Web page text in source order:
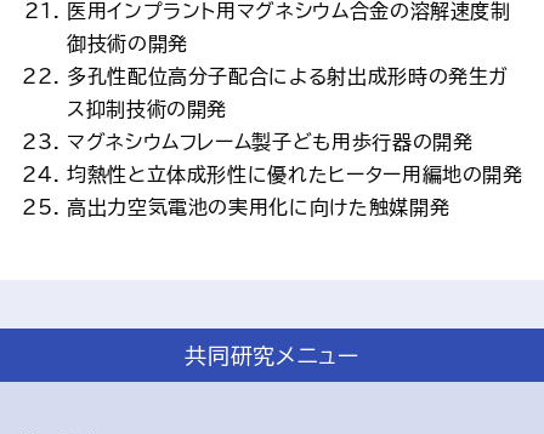
医用インプラント用マグネシウム合金の溶解速度制
御技術の開発
多孔性配位高分子配合による射出成形時の発生ガ
ス抑制技術の開発
マグネシウムフレーム製子ども用歩行器の開発
均熱性と立体成形性に優れたヒーター用編地の開発
高出力空気電池の実用化に向けた触媒開発
共同研究メニュー